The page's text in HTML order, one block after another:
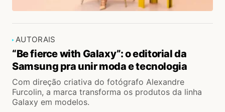
AUTORAIS
“Be fierce with Galaxy”: o editorial da
Samsung pra unir moda e tecnologia
Com direção criativa do fotógrafo Alexandre
Furcolin, a marca transforma os produtos da linha
Galaxy em modelos.